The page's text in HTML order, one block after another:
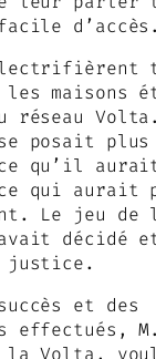
d’accès.
les maisons
réseau
se posait
ce qu’il
qui aurait
Le jeu de
avait décidé
justice.
et des
effectués,
la Volta,